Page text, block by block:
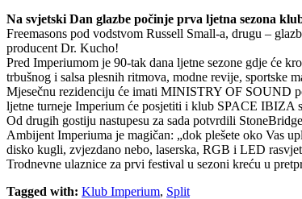
Na svjetski Dan glazbe počinje prva ljetna sezona
Freemasons pod vodstvom Russell Small-a, drugu –
producent Dr. Kucho!
Pred Imperiumom je 90-tak dana ljetne sezone gdje će
trbušnog i salsa plesnih ritmova, modne revije, sportske
Mjesečnu rezidenciju će imati MINISTRY OF SOUND
ljetne turneje Imperium će posjetiti i klub SPACE IBIZA
Od drugih gostiju nastupesu za sada potvrdili
Ambijent Imperiuma je magičan: „dok plešete oko Vas
disko kugli, zvjezdano nebo, laserska, RGB i LED
Trodnevne ulaznice za prvi festival u sezoni kreću u
Tagged with: Klub Imperium, Split